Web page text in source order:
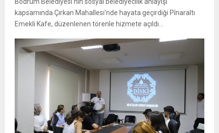
kapsamında Çırkan Mahallesi'nde hayata geçirdiği Pînaraltı
Emekli Kafe, düzenlenen törenle hizmete açıldı...